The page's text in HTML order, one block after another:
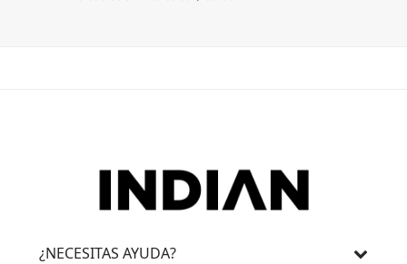
¿NECESITAS AYUDA?